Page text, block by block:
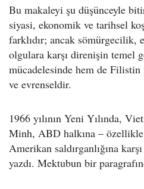
Bu makaleyi şu düşünceyle
siyasi, ekonomik ve tarihsel
farklıdır; ancak sömürgecilik,
olgulara karşı direnişin temel
mücadelesinde hem de
ve evrenseldir.
1966 yılının Yeni Yılında,
Minh, ABD halkına –
Amerikan saldırganlığına
yazdı. Mektubun bir